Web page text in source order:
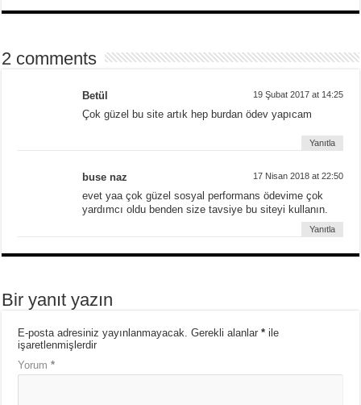
2 comments
Betül 19 Şubat 2017 at 14:25
Çok güzel bu site artık hep burdan ödev yapıcam
Yanıtla
buse naz 17 Nisan 2018 at 22:50
evet yaa çok güzel sosyal performans ödevime çok
yardımcı oldu benden size tavsiye bu siteyi kullanın.
Yanıtla
Bir yanıt yazın
E-posta adresiniz yayınlanmayacak. Gerekli alanlar* ile
işaretlenmişlerdir
Yorum*